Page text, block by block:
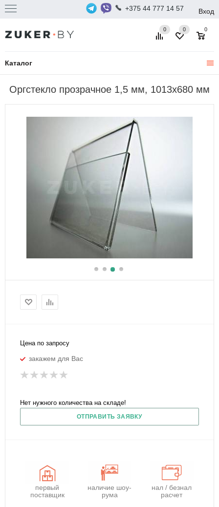
+375 44 777 14 57 Вход
Каталог
0 0
0
Оргстекло прозрачное 1,5 мм, 1013x680 мм
Цена по запросу
закажем для Вас
Нет нужного количества на складе!
ОТПРАВИТЬ ЗАЯВКУ
первый
поставщик
наличие шоу-
рума
нал / безнал
расчет